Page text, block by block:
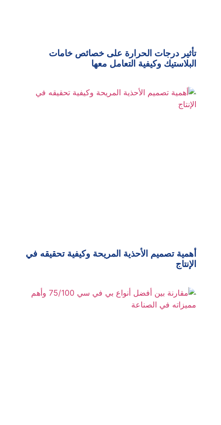
تأثير درجات الحرارة على خصائص خامات
البلاستيك وكيفية التعامل معها
أهمية تصميم الأحذية المريحة وكيفية تحقيقه في
الإنتاج